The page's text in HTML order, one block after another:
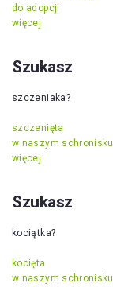
do adopcji
więcej
Szukasz
szczeniaka?
szczenięta
w naszym schronisku
więcej
Szukasz
kociątka?
kocięta
w naszym schronisku